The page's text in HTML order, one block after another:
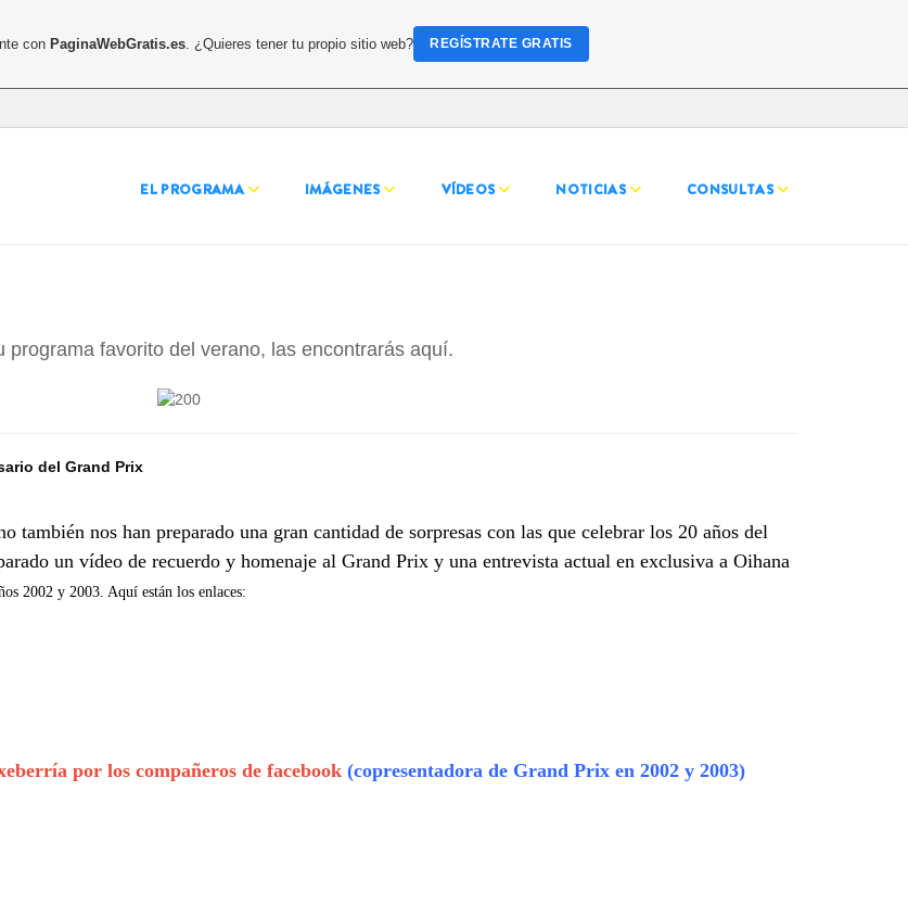
EL PROGRAMA IMÁGENES VÍDEOS NOTICIAS CONSULTAS
favorito del verano, las encontrarás aquí.
del Grand Prix
también nos han preparado una gran cantidad de sorpresas con las que celebrar los 20 años del
un vídeo de recuerdo y homenaje al Grand Prix y una entrevista actual en exclusiva a Oihana
2002 y 2003. Aquí están los enlaces:
por los compañeros de facebook (copresentadora de Grand Prix en 2002 y 2003)
conPaginaWebGratis.es . ¿Quieres tener tu propio sitio web? REGÍSTRATE GRATIS